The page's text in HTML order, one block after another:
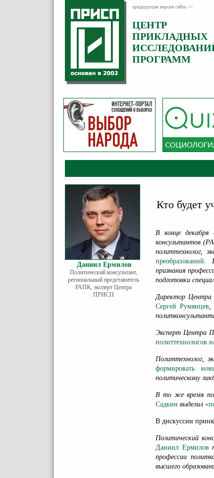
предыдущая версия сайта >>
ЦЕНТР
ПРИКЛАДНЫХ
ПРОГРАММ
Даниил Ермилов
Политический консультант,
региональный представитель
РАПК, эксперт Центра
ПРИСП
Кто будет
В конце декабря
консультантов
политтехнолог,
преобразований.
признания
подготовки
Директор Центра
Сергей Румянцев,
Эксперт Центра
политтехнологов
Политтехнолог,
формировать
политическому
В то же время
Садкин выделил
В дискуссии
Политический
Даниил Ермилов
профессии
высшего